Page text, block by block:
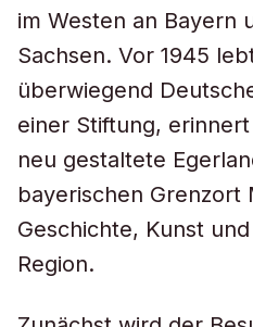
im Westen an Bayern
Sachsen. Vor 1945
überwiegend
einer Stiftung,
neu gestaltete
bayerischen Grenzort
Geschichte, Kunst
Region.